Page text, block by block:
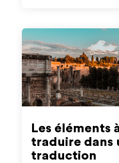
Les éléments
traduire dans
traduction